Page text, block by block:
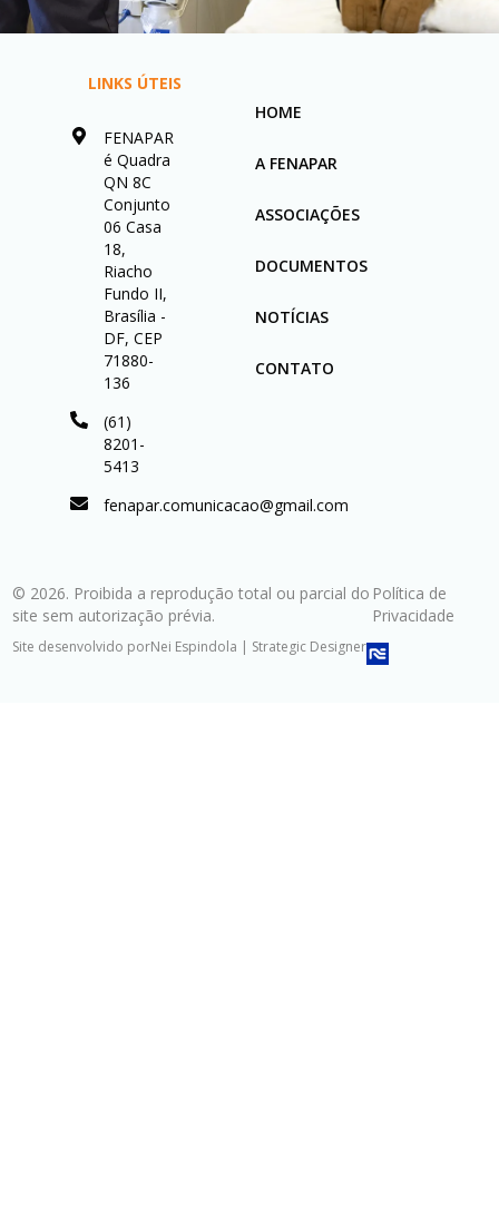
FENAPAR
é Quadra
QN 8C
Conjunto
06 Casa
18,
Riacho
Fundo II,
Brasília -
DF, CEP
71880-
136
(61)
8201-
5413
fenapar.comunicacao@gmail.com
LINKS ÚTEIS
HOME
A FENAPAR
ASSOCIAÇÕES
DOCUMENTOS
NOTÍCIAS
CONTATO
© 2026. Proibida a reprodução total ou parcial do
site sem autorização prévia.
Política de
Privacidade
Site desenvolvido porNei Espindola | Strategic Designer